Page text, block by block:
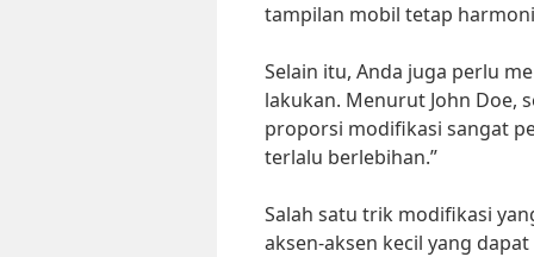
tampilan mobil tetap
Selain itu, Anda juga perlu
lakukan. Menurut John Doe,
proporsi modifikasi sangat
terlalu berlebihan.”
Salah satu trik modifikasi
aksen-aksen kecil yang